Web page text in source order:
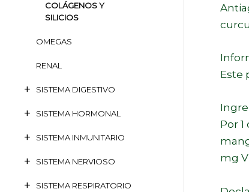
COLÁGENOS Y
SILICIOS
OMEGAS
RENAL
SISTEMA DIGESTIVO
SISTEMA HORMONAL
SISTEMA INMUNITARIO
SISTEMA NERVIOSO
SISTEMA RESPIRATORIO
Este
Por
mg